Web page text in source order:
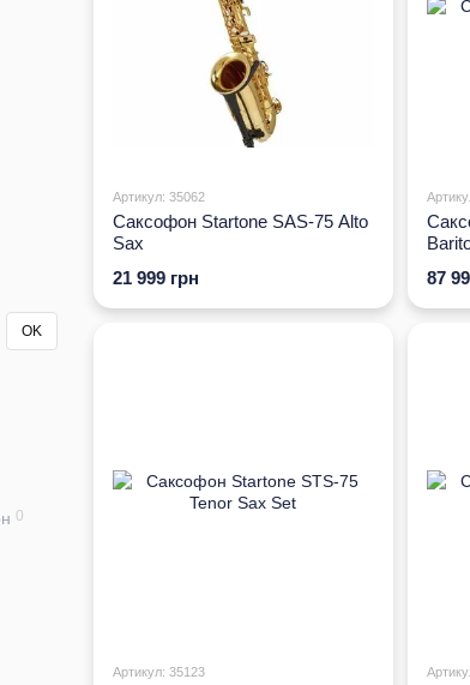
Артикул: 35062
Саксофон Startone SAS-75 Alto
Sax
21 999 грн
87
Артикул: 35123
OK
0